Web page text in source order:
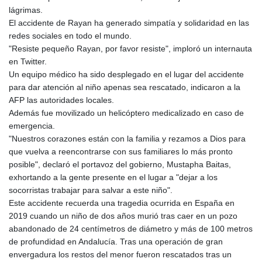
MOP 9.314584
MRU 46.338424
MUR 54.419742
MWK 1998.775164
MXN 19.812061
MZN 73.882892
NGN 1577.963717
NIO 42.419473
NOK 10.99759
NPR 175.501819
NZD 1.966719
OMR 0.442445
PAB 1.152686
PEN 3.903651
PGK 5.093937
PHP 70.183258
lágrimas.
El accidente de Rayan ha generado simpatía y solidaridad en las
redes sociales en todo el mundo.
"Resiste pequeño Rayan, por favor resiste", imploró un internauta
en Twitter.
Un equipo médico ha sido desplegado en el lugar del accidente
para dar atención al niño apenas sea rescatado, indicaron a la
AFP las autoridades locales.
Además fue movilizado un helicóptero medicalizado en caso de
emergencia.
"Nuestros corazones están con la familia y rezamos a Dios para
que vuelva a reencontrarse con sus familiares lo más pronto
posible", declaró el portavoz del gobierno, Mustapha Baitas,
exhortando a la gente presente en el lugar a "dejar a los
socorristas trabajar para salvar a este niño".
Este accidente recuerda una tragedia ocurrida en España en
2019 cuando un niño de dos años murió tras caer en un pozo
abandonado de 24 centímetros de diámetro y más de 100 metros
de profundidad en Andalucía. Tras una operación de gran
envergadura los restos del menor fueron rescatados tras un